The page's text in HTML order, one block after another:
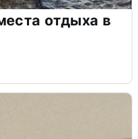
отдыха в